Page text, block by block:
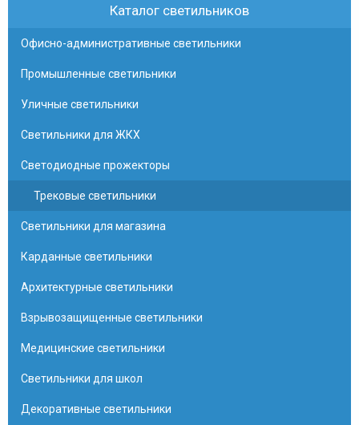
Каталог светильников
Офисно-административные светильники
Промышленные светильники
Уличные светильники
Светильники для ЖКХ
Светодиодные прожекторы
Трековые светильники
Светильники для магазина
Карданные светильники
Архитектурные светильники
Взрывозащищенные светильники
Медицинские светильники
Светильники для школ
Декоративные светильники